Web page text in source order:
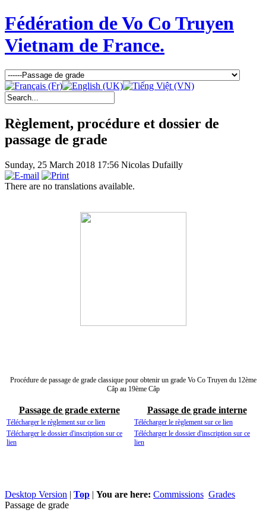
Fédération de Vo Co Truyen
Vietnam de France.
Règlement, procédure et dossier de
passage de grade
Sunday, 25 March 2018 17:56 Nicolas Dufailly
There are no translations available.
Procédure de passage de grade classique pour obtenir un grade Vo Co Truyen du 12ème
Câp au 19ème Câp
Passage de grade externe Passage de grade interne
Télécharger le règlement sur ce lien
Télécharger le règlement sur ce lien
Télécharger le dossier d'inscription sur ce
lien
Télécharger le dossier d'inscription sur ce
lien
Desktop Version | Top | You are here: Commissions Grades
Passage de grade